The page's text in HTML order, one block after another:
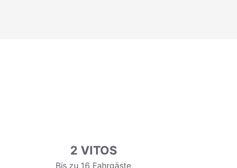
2 VITOS
Bis zu 16 Fahrgäste